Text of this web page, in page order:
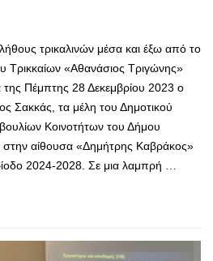
τρικαλινών μέσα και έξω από το
Τρικκαίων «Αθανάσιος Τριγώνης»
Πέμπτης 28 Δεκεμβρίου 2023 ο
Σακκάς, τα μέλη του Δημοτικού
Κοινοτήτων του Δήμου
αίθουσα «Δημήτρης Καβράκος»
2024-2028. Σε μια λαμπρή …